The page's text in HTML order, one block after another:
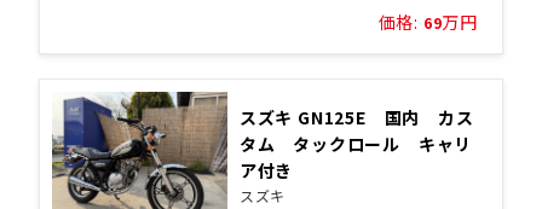
価格: 69万円
スズキ GN125E 国内 カス
タム タックロール キャリ
ア付き
スズキ